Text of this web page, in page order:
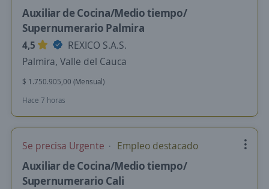
Auxiliar de Cocina/Medio tiempo/
Supernumerario Palmira
4,5
REXICO S.A.S.
Palmira, Valle del Cauca
$ 1.750.905,00 (Mensual)
Hace 7 horas
Se precisa Urgente Empleo destacado
Auxiliar de Cocina/Medio tiempo/
Supernumerario Cali